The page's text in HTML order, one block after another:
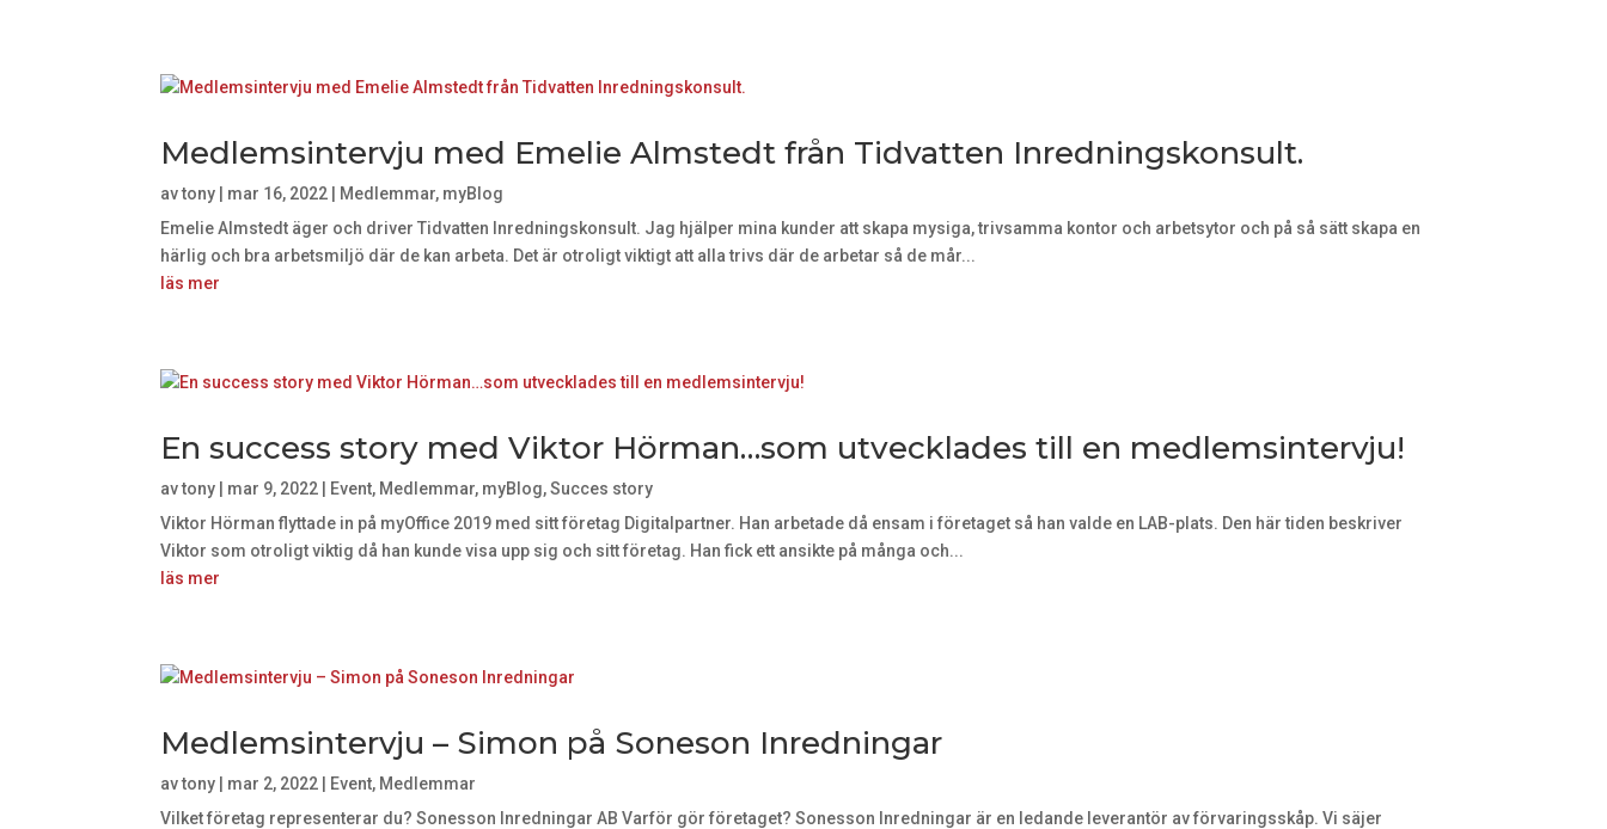
Medlemsintervju med Emelie Almstedt från Tidvatten Inredningskonsult.
avtony mar 16, 2022 Medlemmar, myBlog
Emelie Almstedt äger och driver Tidvatten Inredningskonsult. Jag hjälper mina kunder att skapa mysiga, trivsamma kontor och arbetsytor och på så sätt skapa en
härlig och bra arbetsmiljö där de kan arbeta. Det är otroligt viktigt att alla trivs där de arbetar så de mår...
läs mer
En success story med Viktor Hörman…som utvecklades till en medlemsintervju!
avtony mar 9, 2022 Event, Medlemmar, myBlog,Succes story
Viktor Hörman flyttade in på myOffice 2019 med sitt företag Digitalpartner. Han arbetade då ensam i företaget så han valde en LAB-plats. Den här tiden beskriver
Viktor som otroligt viktig då han kunde visa upp sig och sitt företag. Han fick ett ansikte på många och...
läs mer
Medlemsintervju – Simon på Soneson Inredningar
avtony mar 2, 2022 Event, Medlemmar
Vilket företag representerar du? Sonesson Inredningar AB Varför gör företaget? Sonesson Inredningar är en ledande leverantör av förvaringsskåp. Vi säjer